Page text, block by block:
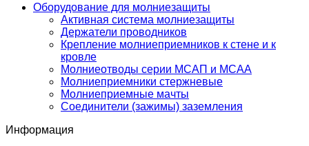
Оборудование для молниезащиты
Активная система молниезащиты
Держатели проводников
Крепление молниеприемников к стене и к
кровле
Молниеотводы серии МСАП и МСАА
Молниеприемники стержневые
Молниеприемные мачты
Соединители (зажимы) заземления
Информация